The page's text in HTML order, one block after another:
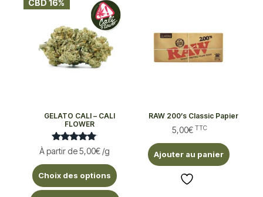
CBD 16%
GELATO CALI – CALI
FLOWER
Note
5.00
sur 5
À partir de5,00€ /g
Choix des options
RAW 200’s Classic Papier
5,00€ TTC
Ajouter au panier